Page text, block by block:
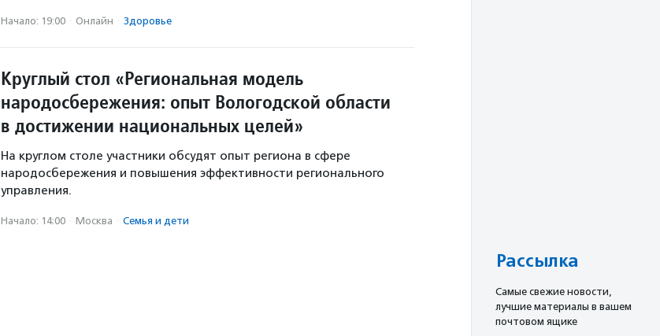
Начало: 19:00 · Онлайн · Здоровье
Круглый стол «Региональная модель
народосбережения: опыт Вологодской области
в достижении национальных целей»
На круглом столе участники обсудят опыт региона в сфере
народосбережения и повышения эффективности регионального
управления.
Начало: 14:00 · Москва · Семья и дети
Рассылка
Cамые свежие новости,
лучшие материалы в вашем
почтовом ящике